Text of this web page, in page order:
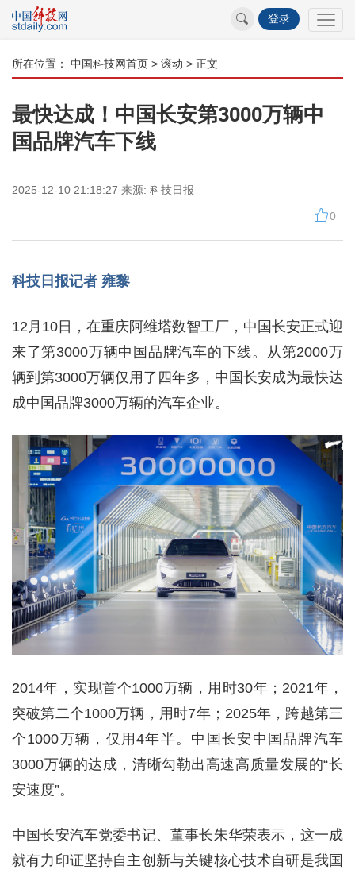
登录
所在位置： 中国科技网首页 > 滚动 > 正文
最快达成！中国长安第3000万辆中
国品牌汽车下线
2025-12-10 21:18:27 来源: 科技日报
0
科技日报记者 雍黎
12月10日，在重庆阿维塔数智工厂，中国长安正式迎
来了第3000万辆中国品牌汽车的下线。从第2000万
辆到第3000万辆仅用了四年多，中国长安成为最快达
成中国品牌3000万辆的汽车企业。
2014年，实现首个1000万辆，用时30年；2021年，
突破第二个1000万辆，用时7年；2025年，跨越第三
个1000万辆，仅用4年半。中国长安中国品牌汽车
3000万辆的达成，清晰勾勒出高速高质量发展的“长
安速度”。
中国长安汽车党委书记、董事长朱华荣表示，这一成
就有力印证坚持自主创新与关键核心技术自研是我国